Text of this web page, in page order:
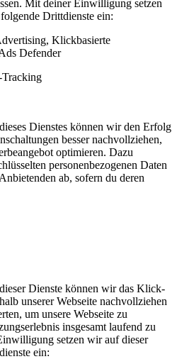
Mit deiner Einwilligung setzen
Drittdienste ein:
Klickbasierte
Defender
Dienstes können wir den Erfolg
besser nachvollziehen,
optimieren. Dazu
personenbezogenen Daten
ab, sofern du deren
Dienste können wir das Klick-
unserer Webseite nachvollziehen
um unsere Webseite zu
insgesamt laufend zu
setzen wir auf dieser
ein: